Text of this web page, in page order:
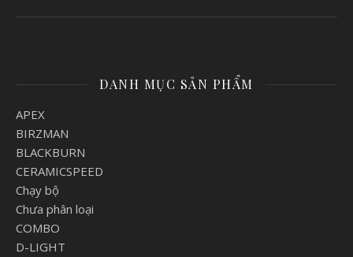
DANH MỤC SẢN PHẨM
APEX
BIRZMAN
BLACKBURN
CERAMICSPEED
Chạy bộ
Chưa phân loại
COMBO
D-LIGHT